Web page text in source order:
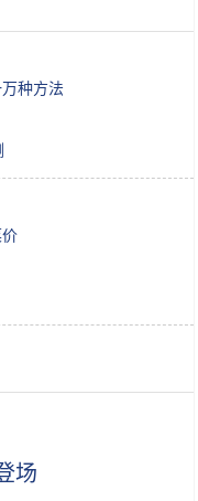
种方法
场